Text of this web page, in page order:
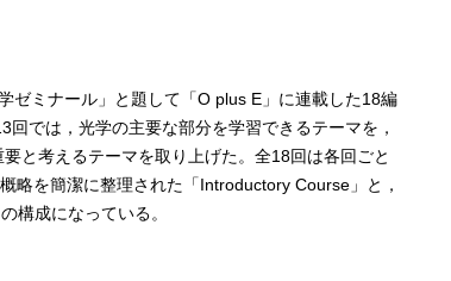
ゼミナール」と題して「O plus E」に連載した18編
では，光学の主要な部分を学習できるテーマを，
と考えるテーマを取り上げた。全18回は各回ごと
略を簡潔に整理された「Introductory Course」と，
構成になっている。